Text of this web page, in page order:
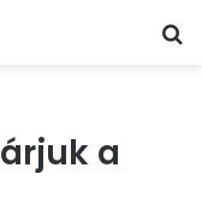
a